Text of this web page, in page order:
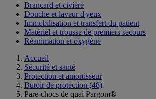
Brancard et civière
Douche et laveur d'yeux
Immobilisation et transfert du patient
Matériel et trousse de premiers secours
Réanimation et oxygène
Accueil
Sécurité et santé
Protection et amortisseur
Butoir de protection (48)
Pare-chocs de quai Pargom®